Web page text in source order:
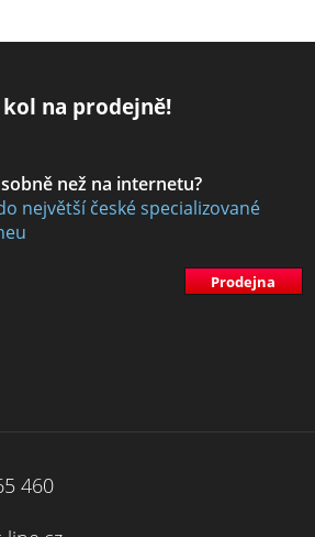
kol na prodejně!
než na internetu?
největší české specializované
Prodejna
460